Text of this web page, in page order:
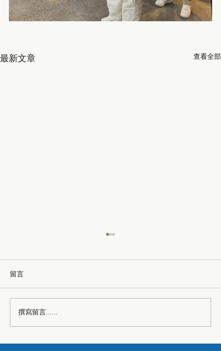
最新文章 查看全部
留言
撰寫留言......